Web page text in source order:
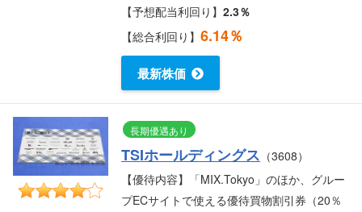
【予想配当利回り】2.3％
【総合利回り】6.14％
最新株価
長期優遇あり
TSIホールディングス （3608）
【優待内容】「MIX.Tokyo」のほか、グルー
プECサイトで使える優待買物割引券（20％